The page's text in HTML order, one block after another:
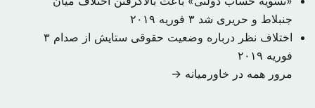
جنبلاط و حریری شد ۳ فوریه ۲۰۱۹
اختلاف نظر درباره وضعیت حقوقی ستایش از صدام ۳
فوریه ۲۰۱۹
مرور همه در خاورمیانه →